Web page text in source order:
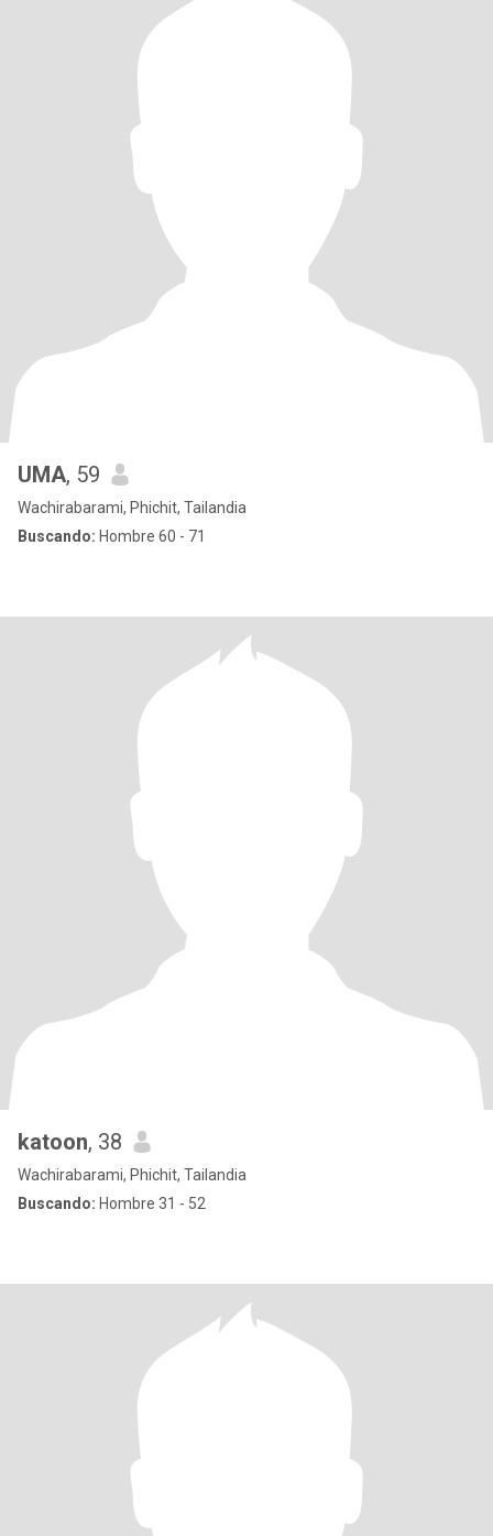
UMA, 59
Wachirabarami, Phichit, Tailandia
Buscando: Hombre 60 - 71
katoon, 38
Wachirabarami, Phichit, Tailandia
Buscando: Hombre 31 - 52